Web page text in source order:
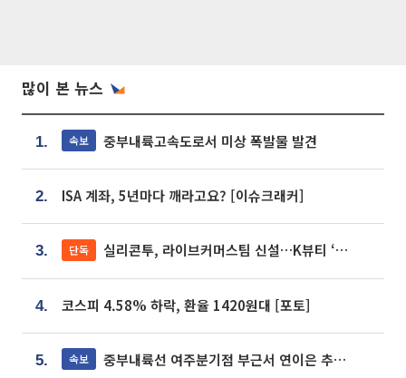
많이 본 뉴스
1. 속보 중부내륙고속도로서 미상 폭발물 발견
2. ISA 계좌, 5년마다 깨라고요? [이슈크래커]
3. 단독 실리콘투, 라이브커머스팀 신설…K뷰티 ‘글로벌 판매망’ 확대[K뷰티 라방戰]
4. 코스피 4.58% 하락, 환율 1420원대 [포토]
5. 속보 중부내륙선 여주분기점 부근서 연이은 추돌사고 발생